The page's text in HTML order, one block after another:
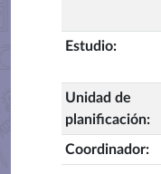
Estudio:
Unidad de
planificación:
Coordinador: